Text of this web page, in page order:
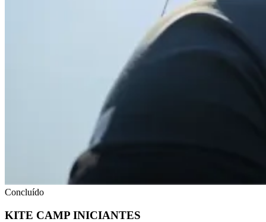
Concluído
KITE CAMP INICIANTES